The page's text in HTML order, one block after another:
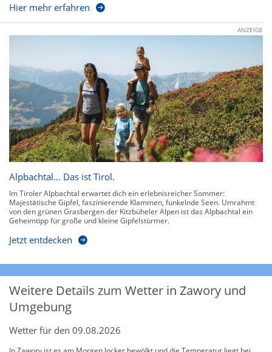
Hier mehr erfahren
ANZEIGE
Alpbachtal… Das ist Tirol.
Im Tiroler Alpbachtal erwartet dich ein erlebnisreicher Sommer:
Majestätische Gipfel, faszinierende Klammen, funkelnde Seen. Umrahmt
von den grünen Grasbergen der Kitzbüheler Alpen ist das Alpbachtal ein
Geheimtipp für große und kleine Gipfelstürmer.
Jetzt entdecken
Weitere Details zum Wetter in Zawory und
Umgebung
Wetter für den 09.08.2026